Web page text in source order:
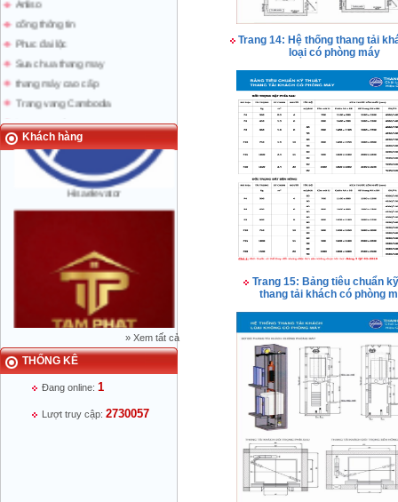
Phuc đai lộc
thang máy cao cấp
Trang vang Cambodia
trang vang Lao
bao nguoi lao dong
Khách hàng
Hisaelevator
Mr Phạm Đức Thuận - Giám Đốc - 0904
788 622
» Xem tất cả
THỐNG KÊ
Đang online: 1
Lượt truy cập: 2730057
Trang 14: Hệ thống thang tải
loại có phòng máy
Trang 15: Bảng tiêu chuẩn
thang tải khách có phòng